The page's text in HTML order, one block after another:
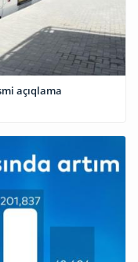
açıqlama